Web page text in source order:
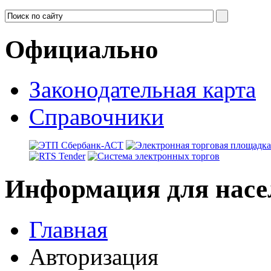
Официально
Законодательная карта
Справочники
Информация для
Главная
Авторизация